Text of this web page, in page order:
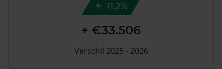
11,2%
+ €33.506
Verschil 2025 - 2026